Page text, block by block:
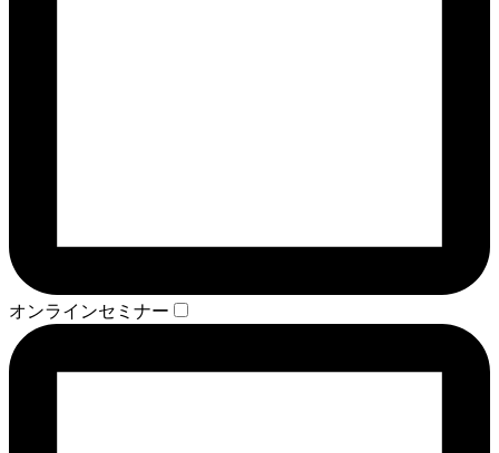
オンラインセミナー